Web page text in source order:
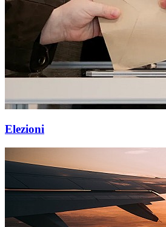
Elezioni